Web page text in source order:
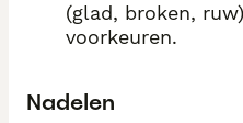
(glad, broken,
voorkeuren.
Nadelen